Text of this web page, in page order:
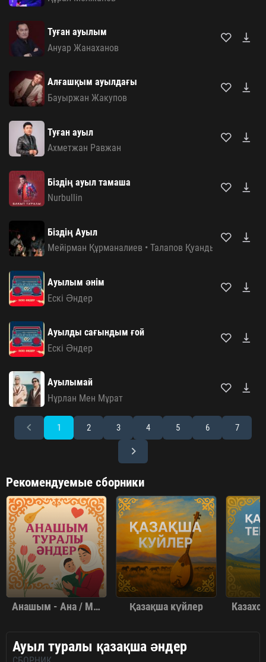
Ауыл туралы қазақша әндер
Туған ауылым
Ануар Жанаханов
Алғашқым ауылдағы
Бауыржан Жакупов
Туған ауыл
Ахметжан Равжан
Біздің ауыл тамаша
Nurbullin
Біздің Ауыл
Мейірман Құрманалиев • Талапов Қуандық
Ауылым әнім
Ескі Әндер
Ауылды сағындым ғой
Ескі Әндер
Ауылымай
Нұрлан Мен Мұрат
1 2 3 4 5 6 7
Рекомендуемые сборники
Анашым - Ана / Мама туралы әндер жинағы Қазақша күйлер